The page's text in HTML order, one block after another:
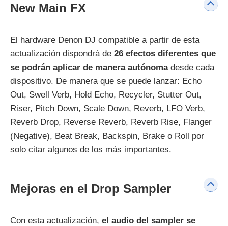
New Main FX
El hardware Denon DJ compatible a partir de esta
actualización dispondrá de 26 efectos diferentes que
se podrán aplicar de manera autónoma desde cada
dispositivo. De manera que se puede lanzar: Echo
Out, Swell Verb, Hold Echo, Recycler, Stutter Out,
Riser, Pitch Down, Scale Down, Reverb, LFO Verb,
Reverb Drop, Reverse Reverb, Reverb Rise, Flanger
(Negative), Beat Break, Backspin, Brake o Roll por
solo citar algunos de los más importantes.
Mejoras en el Drop Sampler
Con esta actualización, el audio del sampler se